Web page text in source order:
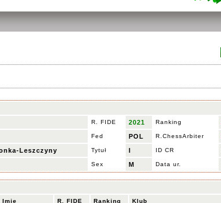
R. FIDE 2021 Ranking
Fed POL R.ChessArbiter
Leszczyny Tytuł I ID CR
Sex M Data ur.
Imię R. FIDE Ranking Klub